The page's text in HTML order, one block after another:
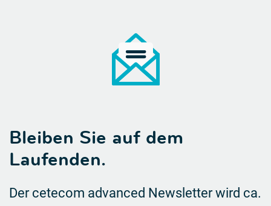
Bleiben Sie auf dem
Laufenden.
Der cetecom advanced Newsletter wird ca.